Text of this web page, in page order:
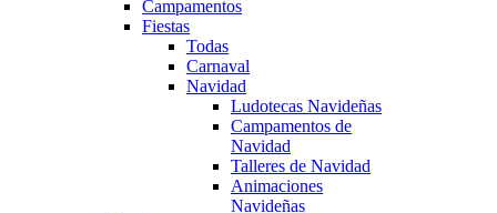
Campamentos
Fiestas
Todas
Carnaval
Navidad
Ludotecas Navideñas
Campamentos de
Navidad
Talleres de Navidad
Animaciones
Navideñas